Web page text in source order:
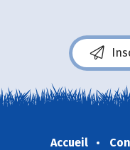
Accueil